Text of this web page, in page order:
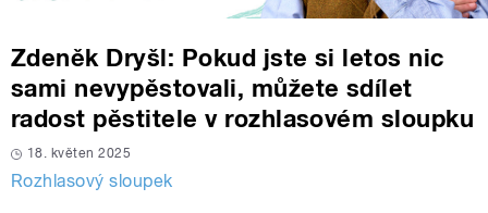
Zdeněk Dryšl: Pokud jste si letos nic
sami nevypěstovali, můžete sdílet
radost pěstitele v rozhlasovém sloupku
18. květen 2025
Rozhlasový sloupek